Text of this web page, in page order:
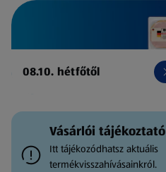
08.10. hétfőtől
Vásárlói tájékoztató
Itt tájékozódhatsz aktuális
termékvisszahívásainkról.